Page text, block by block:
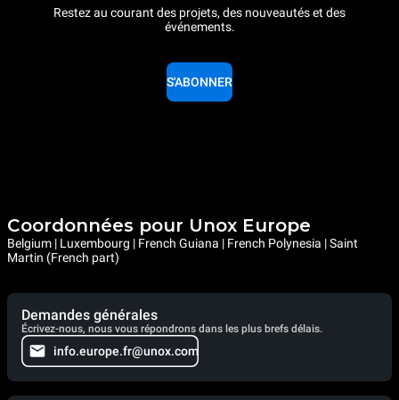
Restez au courant des projets, des nouveautés et des
événements.
S'ABONNER
Coordonnées pour Unox Europe
Belgium | Luxembourg | French Guiana | French Polynesia | Saint
Martin (French part)
Demandes générales
Écrivez-nous, nous vous répondrons dans les plus brefs délais.
info.europe.fr@unox.com